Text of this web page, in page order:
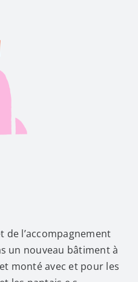
de l’accompagnement
un nouveau bâtiment à
monté avec et pour les